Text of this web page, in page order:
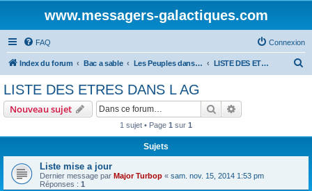
www.messagers-galactiques.com
FAQ Connexion
Index du forum Bac a sable Les Peuples dans l'AG. LISTE DES ETRES DANS L AG
LISTE DES ETRES DANS L AG
Nouveau sujet Rechercher
1 sujet • Page 1 sur 1
Sujets
Liste mise a jour
Dernier message par Major Turbop « sam. nov. 15, 2014 1:53 pm
Réponses : 1